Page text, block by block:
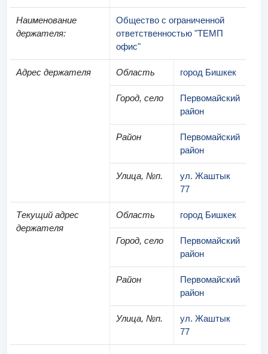
Наименование
держателя:
Общество с ограниченной
ответственностью "ТЕМП
офис"
Адрес держателя Область город Бишкек
Город, село
Первомайский
район
Район
Первомайский
район
Улица, №п.
ул. Жаштык
77
Текущий адрес
держателя
Область город Бишкек
Город, село
Первомайский
район
Район
Первомайский
район
Улица, №п.
ул. Жаштык
77